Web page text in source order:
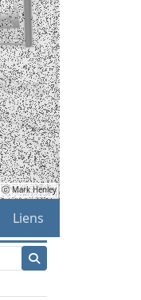
ⓒ Mark Henley
Liens